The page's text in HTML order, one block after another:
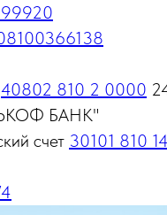
40802 810 2 0000
БАНК"
счет 30101 810